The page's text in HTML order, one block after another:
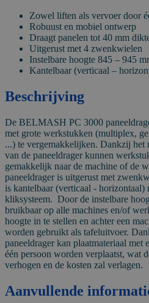
Zowel liften als vervoer door
Robuust en mobiel ontwerp
Draagt panelen tot 40 mm
Uitgerust met 4 zwenkwielen
Instelbare hoogte 845 – 945
Kantelbaar (verticaal –
Beschrijving
De BELMASH PC 3000
met grote werkstukken (multiplex,
...) te vergemakkelijken. Dankzij het
van de paneeldrager kunnen
gemakkelijk naar de machine of de
paneeldrager is uitgerust met
is kantelbaar (verticaal - horizontaal)
kliksysteem. Door de instelbare
bruikbaar op alle machines en/of
hoogte in te stellen en achter een
worden gebruikt als tafeluitvoer.
paneeldrager kan plaatmateriaal
één persoon worden verplaatst, wat
verhogen en de kosten zal verlagen.
Aanvullende